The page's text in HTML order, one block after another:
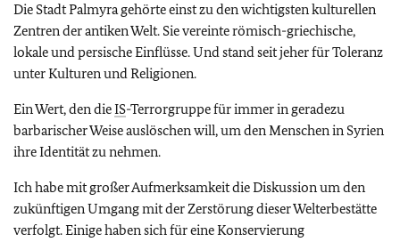
Die Stadt Palmyra gehörte einst zu den wichtigsten kulturellen
Zentren der antiken Welt. Sie vereinte römisch-griechische,
lokale und persische Einflüsse. Und stand seit jeher für Toleranz
unter Kulturen und Religionen.
Ein Wert, den dieIS-Terrorgruppe für immer in geradezu
barbarischer Weise auslöschen will, um den Menschen in Syrien
ihre Identität zu nehmen.
Ich habe mit großer Aufmerksamkeit die Diskussion um den
zukünftigen Umgang mit der Zerstörung dieser Welterbestätte
verfolgt. Einige haben sich für eine Konservierung